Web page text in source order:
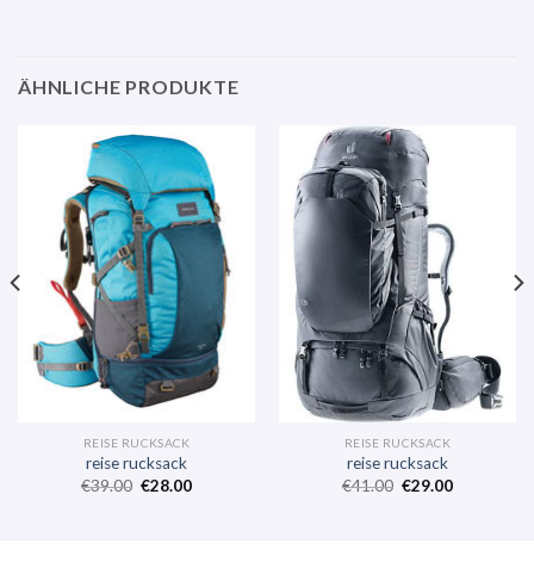
ÄHNLICHE PRODUKTE
REISE RUCKSACK
reise rucksack
€39.00 €28.00
REISE RUCKSACK
reise rucksack
€41.00 €29.00